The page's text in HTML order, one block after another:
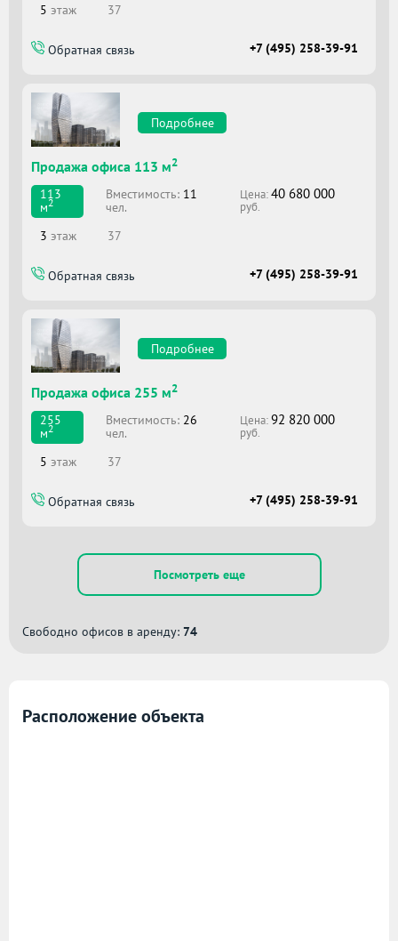
5 этаж 37
Обратная связь +7 (495) 258-39-91
Подробнее
Продажа офиса 113 м2
113
м2
Вместимоcть: 11
чел.
Цена:40 680 000
руб.
3 этаж 37
Обратная связь +7 (495) 258-39-91
Подробнее
Продажа офиса 255 м2
255
м2
Вместимоcть: 26
чел.
Цена:92 820 000
руб.
5 этаж 37
Обратная связь +7 (495) 258-39-91
Посмотреть еще
Свободно офисов в аренду: 74
Расположение объекта